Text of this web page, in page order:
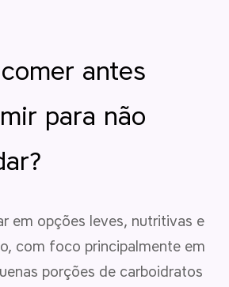
antes
para não
em opções leves, nutritivas e
com foco principalmente em
porções de carboidratos